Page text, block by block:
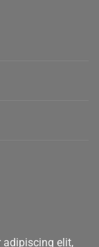
adipiscing elit,